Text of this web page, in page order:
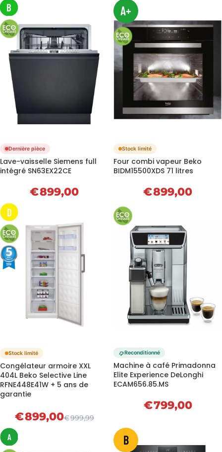
B
Dernière pièce
Lave-vaisselle Siemens full
intégré SN63EX22CE
€899,00
A+
Stock limité
Four combi vapeur Beko
BIDM15500XDS 71 litres
€899,00
D
Stock limité
Congélateur armoire XXL
404L Beko Selective Line
RFNE448E41W + 5 ans de
garantie
€999,99
€899,00
Reconditionné
Machine à café Primadonna
Elite Experience DeLonghi
ECAM656.85.MS
€799,00
A B